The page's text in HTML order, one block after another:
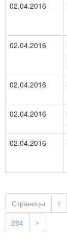
02.04.2016
02.04.2016
02.04.2016
02.04.2016
02.04.2016
Страницы
284